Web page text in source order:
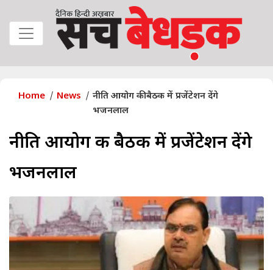
Home News
नीति आयोग की बैठक में प्रजेंटेशन देंगे
भजनलाल
नीति आयोग की बैठक में प्रजेंटेशन देंगे
भजनलाल